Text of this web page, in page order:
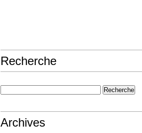
Recherche
Archives